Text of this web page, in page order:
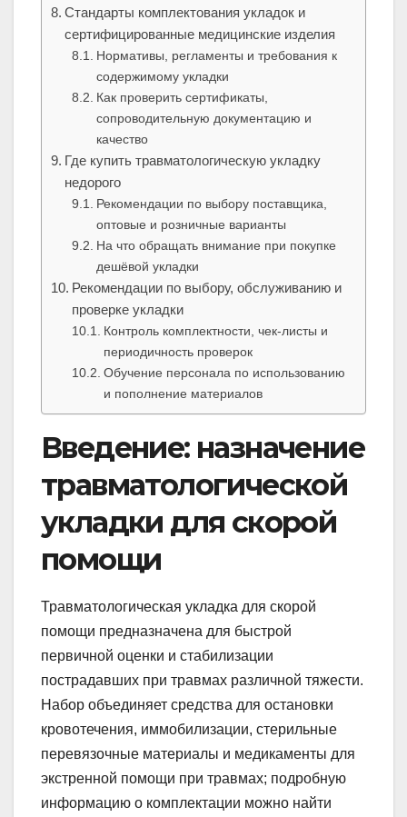
Стандарты комплектования укладок и
сертифицированные медицинские изделия
Нормативы, регламенты и требования к
содержимому укладки
Как проверить сертификаты,
сопроводительную документацию и
качество
Где купить травматологическую укладку
недорого
Рекомендации по выбору поставщика,
оптовые и розничные варианты
На что обращать внимание при покупке
дешёвой укладки
Рекомендации по выбору, обслуживанию и
проверке укладки
Контроль комплектности, чек-листы и
периодичность проверок
Обучение персонала по использованию
и пополнение материалов
Введение: назначение
травматологической
укладки для скорой
помощи
Травматологическая укладка для скорой
помощи предназначена для быстрой
первичной оценки и стабилизации
пострадавших при травмах различной тяжести.
Набор объединяет средства для остановки
кровотечения, иммобилизации, стерильные
перевязочные материалы и медикаменты для
экстренной помощи при травмах; подробную
информацию о комплектации можно найти